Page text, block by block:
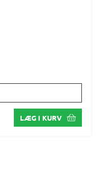
LÆG I KURV